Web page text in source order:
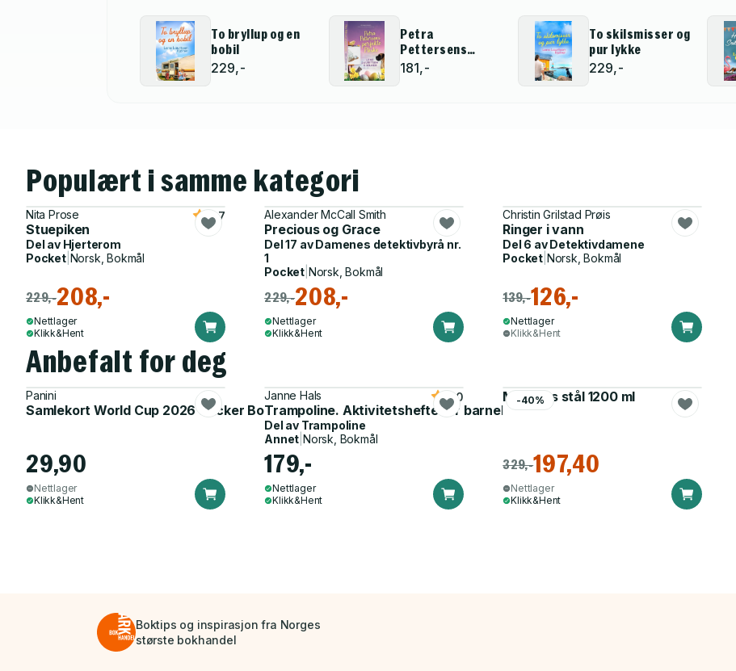
To bryllup og en
bobil
229,-
Petra
Pettersens
perfekte påske
181,-
To skilsmisser og
pur lykke
229,-
Populært i samme kategori
Nita Prose
Stuepiken
4.7
Del av Hjerterom
Pocket| Norsk, Bokmål
229,-208,-
Nettlager
Klikk&Hent
Alexander McCall Smith
Precious og Grace
Del 17 avDamenes detektivbyrå nr.
1
Pocket| Norsk, Bokmål
229,-208,-
Nettlager
Klikk&Hent
Christin Grilstad Prøis
Ringer i vann
Del 6 avDetektivdamene
Pocket Norsk, Bokmål
139,-126,-
Nettlager
Klikk&Hent
Anbefalt for deg
Panini
Samlekort World Cup 2026 Sticker Booster
29,90
Nettlager
Klikk&Hent
Janne Hals
Trampoline. Aktivitetshefte for barnehagen
5.0
Del av Trampoline
Annet Norsk, Bokmål
179,-
Nettlager
Klikk&Hent
-40%
Matboks stål 1200 ml
329,-197,40
Nettlager
Klikk&Hent
Boktips og inspirasjon fra Norges
største bokhandel